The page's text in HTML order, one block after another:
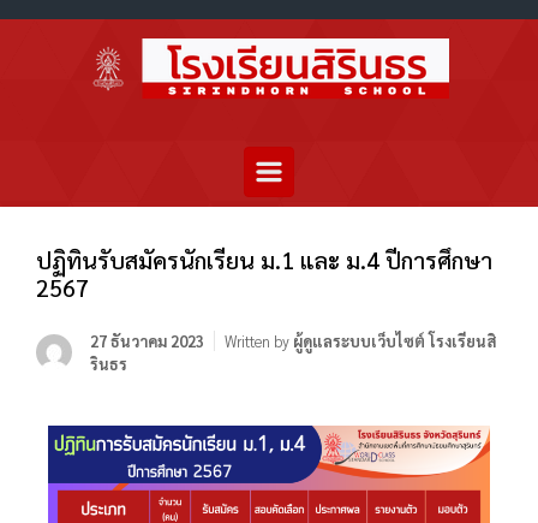
ปฏิทินรับสมัครนักเรียน ม.1 และ ม.4 ปีการศึกษา
2567
27 ธันวาคม 2023 Written by ผู้ดูแลระบบเว็บไซต์ โรงเรียนสิ
รินธร